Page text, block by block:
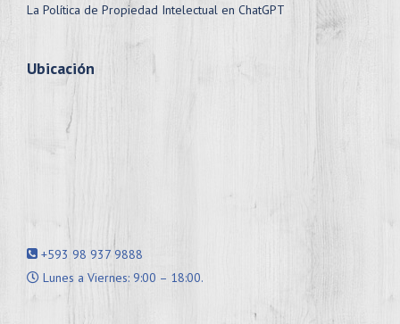
La Política de Propiedad Intelectual en ChatGPT
Ubicación
+593 98 937 9888
Lunes a Viernes: 9:00 – 18:00.